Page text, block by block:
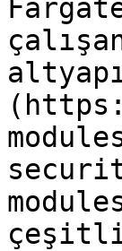
çeşitli